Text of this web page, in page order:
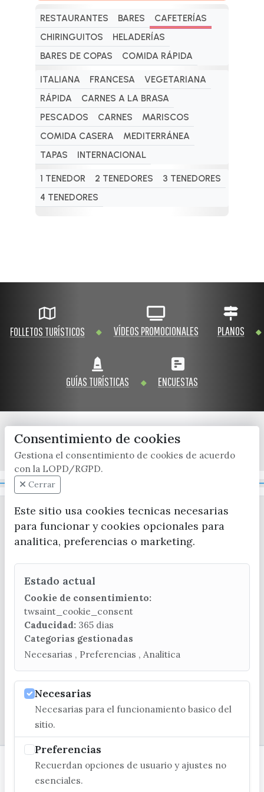
RESTAURANTES BARES
CAFETERÍAS
CHIRINGUITOS
HELADERÍAS
BARES DE COPAS
COMIDA RÁPIDA
ITALIANA FRANCESA
VEGETARIANA
RÁPIDA
CARNES A LA BRASA
PESCADOS
CARNES
MARISCOS
COMIDA CASERA
MEDITERRÁNEA
TAPAS
INTERNACIONAL
1 TENEDOR 2 TENEDORES
3 TENEDORES
4 TENEDORES
FOLLETOS TURÍSTICOS VÍDEOS PROMOCIONALES PLANOS
GUÍAS TURÍSTICAS ENCUESTAS
x / twitter facebook youtube instagram
CONTACTA CON LA OFICINA DE TURISMO
(+34) 952 541 104
turismo@velezmalaga.es
C/ Poniente, 2. CP 29740 - Torre del Mar
Consentimiento de cookies
Gestiona el consentimiento de cookies de acuerdo
con la LOPD/RGPD.
Cerrar
Este sitio usa cookies tecnicas necesarias
para funcionar y cookies opcionales para
analitica, preferencias o marketing.
Estado actual
Cookie de consentimiento:
twsaint_cookie_consent
Caducidad: 365 dias
Categorias gestionadas
Necesarias , Preferencias , Analitica
Necesarias
Necesarias para el funcionamiento basico del
sitio.
Preferencias
Recuerdan opciones de usuario y ajustes no
esenciales.